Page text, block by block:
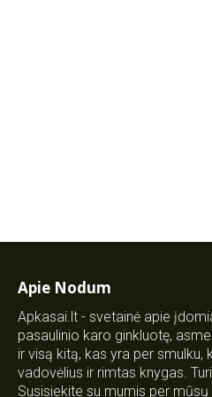
Apie Nodum
Apkasai.lt - svetainė apie
pasaulinio karo ginkluotę,
ir visą kitą, kas yra per
vadovėlius ir rimtas knygas.
Susisiekite su mumis per mūsų